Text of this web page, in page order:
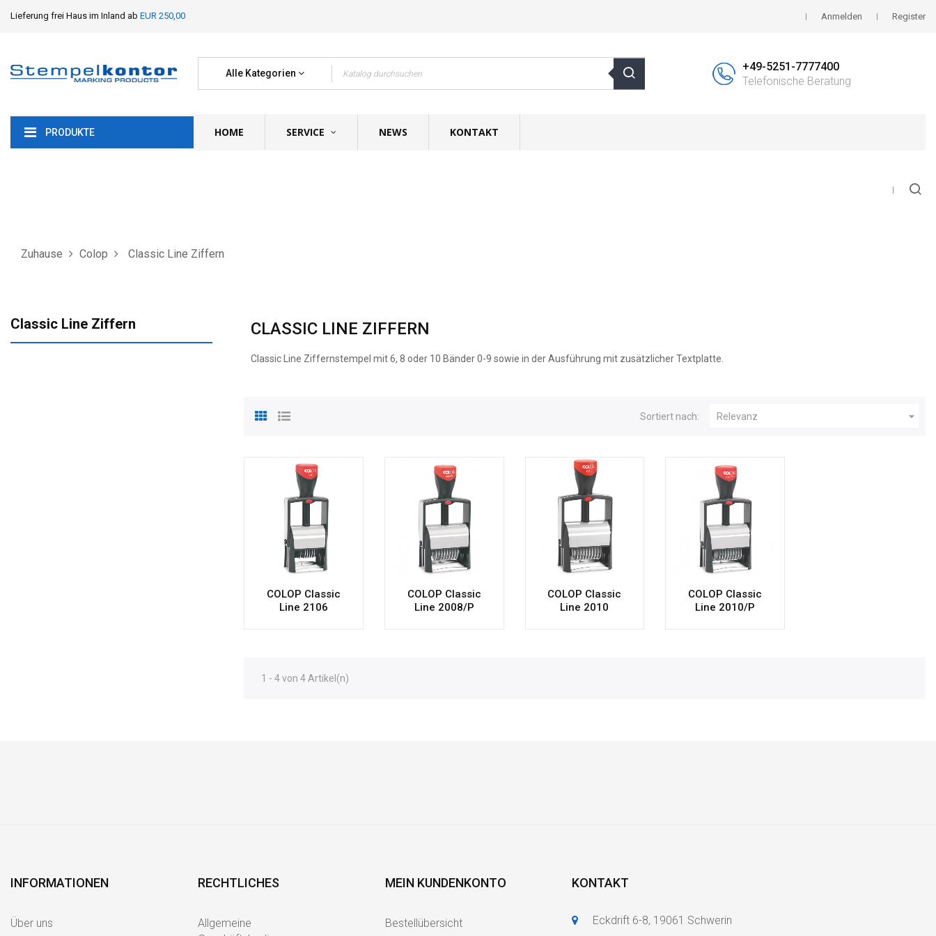
Lieferung frei Haus im Inland ab EUR 250,00 Anmelden Register
Alle Kategorien
+49-5251-7777400
Telefonische Beratung
PRODUKTE HOME SERVICE NEWS KONTAKT
Zuhause Colop Classic Line Ziffern
Classic Line Ziffern CLASSIC LINE ZIFFERN
Classic Line Ziffernstempel mit 6, 8 oder 10 Bänder 0-9 sowie in der Ausführung mit zusätzlicher Textplatte.
Sortiert nach: Relevanz 
COLOP Classic
Line 2106
COLOP Classic
Line 2008/P
COLOP Classic
Line 2010
COLOP Classic
Line 2010/P
1 - 4 von 4 Artikel(n)
INFORMATIONEN
Über uns
RECHTLICHES
Allgemeine
MEIN KUNDENKONTO
Bestellübersicht
KONTAKT
Eckdrift 6-8, 19061 Schwerin